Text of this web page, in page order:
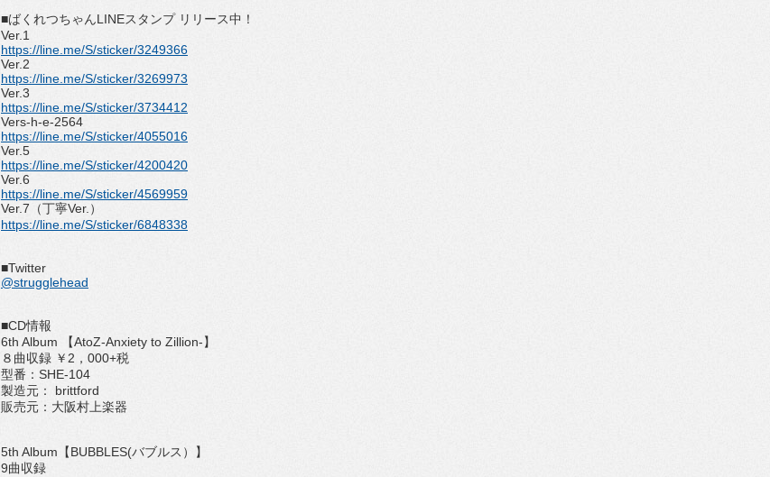
■ばくれつちゃんLINEスタンプ リリース中！
Ver.1
https://line.me/S/sticker/3249366
Ver.2
https://line.me/S/sticker/3269973
Ver.3
https://line.me/S/sticker/3734412
Vers-h-e-2564
https://line.me/S/sticker/4055016
Ver.5
https://line.me/S/sticker/4200420
Ver.6
https://line.me/S/sticker/4569959
Ver.7（丁寧Ver.）
https://line.me/S/sticker/6848338
■Twitter
@strugglehead
■CD情報
6th Album 【AtoZ-Anxiety to Zillion-】
８曲収録 ￥2，000+税
型番：SHE-104
製造元： brittford
販売元：大阪村上楽器
5th Album【BUBBLES(バブルス）】
9曲収録